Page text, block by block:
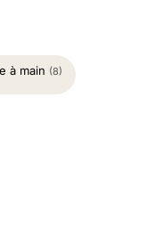
à main (8)